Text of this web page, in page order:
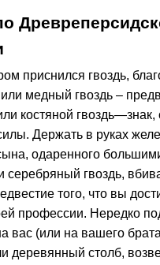
приснился гвоздь,
медный гвоздь –
костяной
Держать в руках
одаренного
серебряный гвоздь,
того, что вы
профессии. Нередко
вас (или на вашего
деревянный столб,